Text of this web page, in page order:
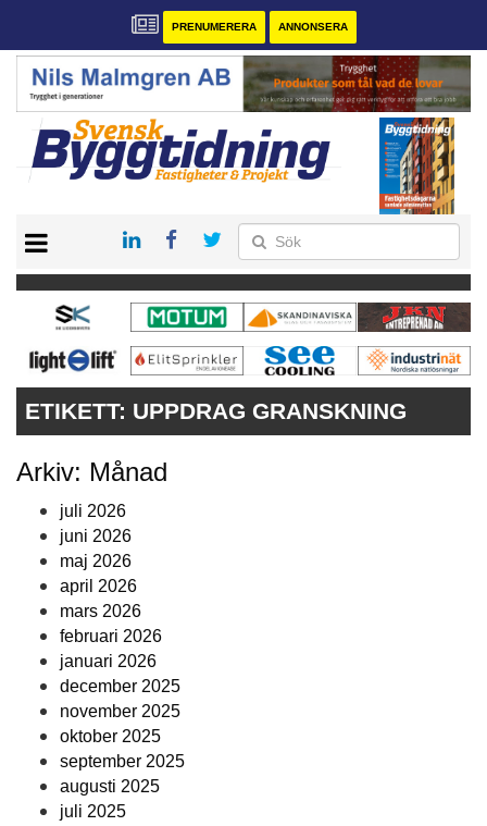
PRENUMERERA ANNONSERA
PRENUMERERA
VÅRA ANDRA MAGASIN
ANNONSERA
ETIKETT: UPPDRAG GRANSKNING
Arkiv: Månad
juli 2026
juni 2026
maj 2026
april 2026
mars 2026
februari 2026
januari 2026
december 2025
november 2025
oktober 2025
september 2025
augusti 2025
juli 2025